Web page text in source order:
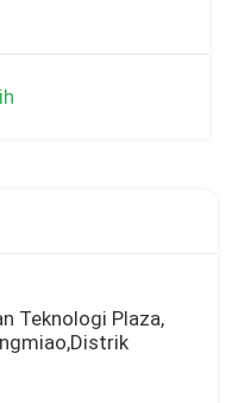
Teknologi Plaza,